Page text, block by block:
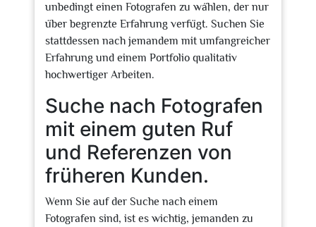
unbedingt einen Fotografen zu wählen, der nur
über begrenzte Erfahrung verfügt. Suchen Sie
stattdessen nach jemandem mit umfangreicher
Erfahrung und einem Portfolio qualitativ
hochwertiger Arbeiten.
Suche nach Fotografen
mit einem guten Ruf
und Referenzen von
früheren Kunden.
Wenn Sie auf der Suche nach einem
Fotografen sind, ist es wichtig, jemanden zu